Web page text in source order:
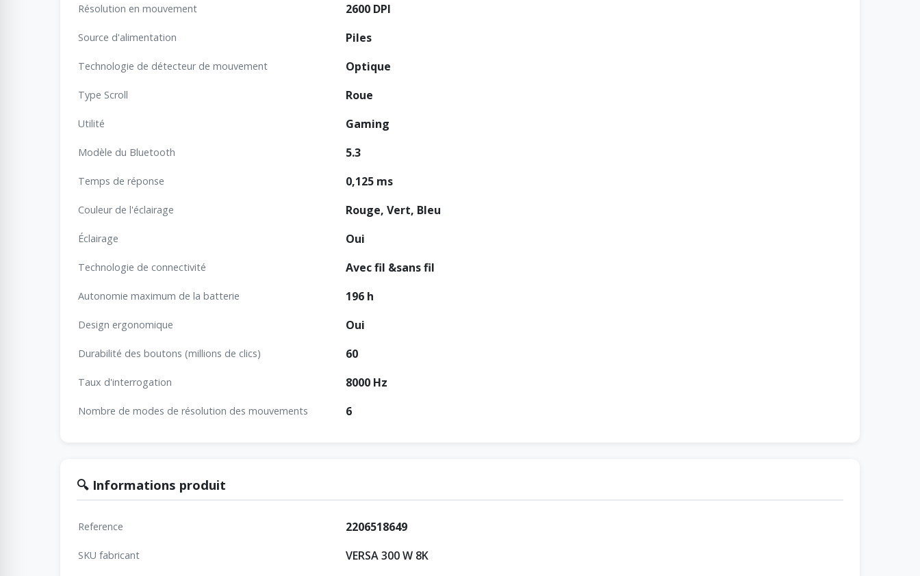
Résolution en mouvement 2600 DPI
Source d'alimentation Piles
Technologie de détecteur de mouvement Optique
Type Scroll Roue
Utilité Gaming
Modèle du Bluetooth 5.3
Temps de réponse 0,125 ms
Couleur de l'éclairage Rouge, Vert, Bleu
Éclairage Oui
Technologie de connectivité Avec fil &sans fil
Autonomie maximum de la batterie 196 h
Design ergonomique Oui
Durabilité des boutons (millions de clics) 60
Taux d'interrogation 8000 Hz
Nombre de modes de résolution des mouvements 6
🔍 Informations produit
Reference 2206518649
SKU fabricant VERSA 300 W 8K